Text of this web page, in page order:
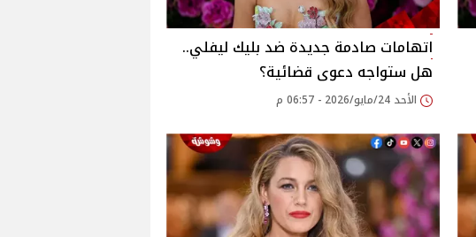
اتهامات صادمة جديدة ضد بليك ليفلي..
هل ستواجه دعوى قضائية؟
الأحد 24/مايو/2026 - 06:57 م